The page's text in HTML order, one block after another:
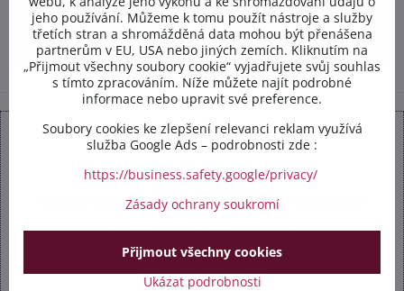
info​@safetex​.cz
Externí obsah je blokován Volbami soukromí
Přejete si načíst externí obsah?
Povolit jednou
jeho používání. Můžeme k tomu použít nástroje a služby
třetích stran a shromážděná data mohou být přenášena
partnerům v EU, USA nebo jiných zemích. Kliknutím na
„Přijmout všechny soubory cookie“ vyjadřujete svůj souhlas
s tímto zpracováním. Níže můžete najít podrobné
informace nebo upravit své preference.
Soubory cookies ke zlepšení relevanci reklam využívá
služba Google Ads – podrobnosti zde :
https://business.safety.google/privacy/
Zásady ochrany soukromí
Ukázat podrobnosti
Přijmout všechny cookies